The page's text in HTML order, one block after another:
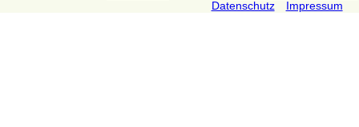
Datenschutz
Impressum